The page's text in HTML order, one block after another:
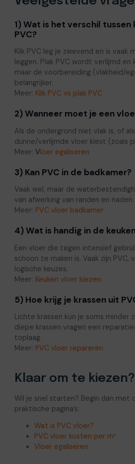
1) Wat is het verschil tussen
PVC?
Klik PVC leg je zwevend en is vaak
leggen. Plak PVC wordt verlijmd en
maar de voorbereiding (vlakheid/
belangrijker.
Meer: Klik PVC vs plak PVC
2) Wanneer moet je een
Als de ondergrond niet vlak is, of
dunne/verlijmde vloer kiest (zoals
Meer: Vloer egaliseren
3) Kan PVC in de badkamer?
Vaak wel, maar de
van afwerking van randen en naden.
Meer: PVC vloer badkamer
4) Wat is handig in de
Een vloer die tegen intensief
schoon te maken is. Vaak zijn PVC,
logische keuzes.
Meer: Keuken vloer kiezen
5) Hoe krijg je krassen uit
Lichte krassen kun je soms minder
diepe krassen vragen een
toplaag.
Meer: PVC vloer repareren
Klaar om te kiezen?
Wil je snel starten? Begin dan met
praktische pagina’s:
Wat is PVC vloer?
PVC vloer kosten per m²
Vloer egaliseren